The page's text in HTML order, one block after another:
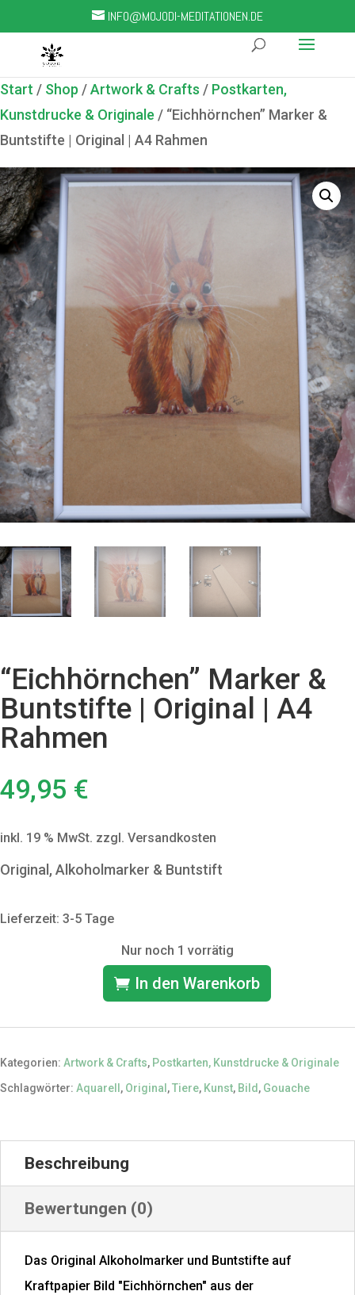
INFO@MOJODI-MEDITATIONEN.DE
Start / Shop /Artwork & Crafts / Postkarten,
Kunstdrucke & Originale / “Eichhörnchen” Marker &
Buntstifte | Original | A4 Rahmen
“Eichhörnchen” Marker &
Buntstifte | Original | A4
Rahmen
49,95 €
inkl. 19 % MwSt. zzgl. Versandkosten
Original, Alkoholmarker & Buntstift
Lieferzeit: 3-5 Tage
Nur noch 1 vorrätig
"Eichhörnchen"
Buntstifte
|
A4
In den Warenkorb
Kategorien: Artwork & Crafts, Postkarten, Kunstdrucke & Originale
Schlagwörter: Aquarell , Original ,Tiere, Kunst, Bild , Gouache
Beschreibung
Bewertungen (0)
Das Original Alkoholmarker und Buntstifte auf
Kraftpapier Bild "Eichhörnchen" aus der